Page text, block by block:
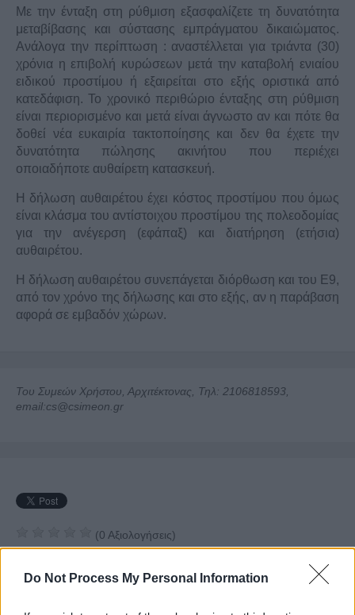
Do Not Process My Personal Information
Με την ένταξη στη ρύθμιση εξασφαλίζετε τη δυνατότητα
μεταβίβασης και σύστασης εμπράγματου δικαιώματος.
Ανάλογα την περίπτωση : αναστέλλεται για τριάντα (30)
χρόνια η επιβολή κυρώσεων μετά την καταβολή ενιαίου
ειδικού προστίμου ή εξαιρείται στο εξής οριστικά από
κατεδάφιση. Το χρονικό περιθώριο ένταξης στη ρύθμιση
είναι περιορισμένο και μετά είναι άγνωστο αν και πότε θα
δοθεί νέα ευκαιρία τακτοποίησης και δεν θα έχετε την
δυνατότητα πώλησης ακινήτου που περιέχει
οποιαδήποτε αυθαίρετη κατασκευή.
Η δήλωση αυθαιρέτου έχει κόστος προστίμου που όμως
είναι κλάσμα του αντίστοιχου προστίμου της πολεοδομίας
για την ανέγερση (εφάπαξ) και διατήρηση (ετήσια)
αυθαιρέτου.
Η δήλωση αυθαιρέτου συνεπάγεται διόρθωση και του Ε9,
από τον χρόνο της δήλωσης και στο εξής, αν η παράβαση
αφορά σε εμβαδόν χώρων.
Του Συμεών Χρήστου, Αρχιτέκτονας, Τηλ: 2106818593,
email:cs@csimeon.gr
(0 Αξιολογήσεις)